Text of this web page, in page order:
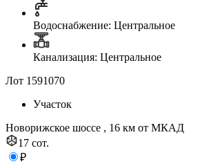
Водоснабжение: Центральное
Канализация: Центральное
Лот 1591070
Участок
Новорижское шоссе , 16 км от МКАД
17 сот.
₽